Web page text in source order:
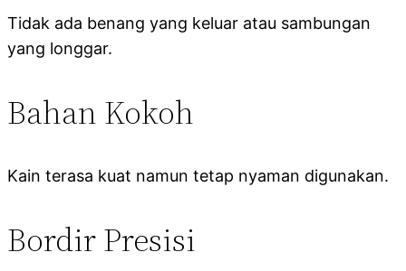
Tidak ada benang yang keluar atau sambungan
yang longgar.
Bahan Kokoh
Kain terasa kuat namun tetap nyaman digunakan.
Bordir Presisi